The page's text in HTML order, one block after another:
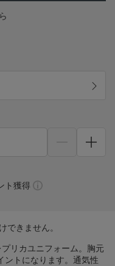
ト獲得
できません。
リカユニフォーム。胸元
ントになります。通気性